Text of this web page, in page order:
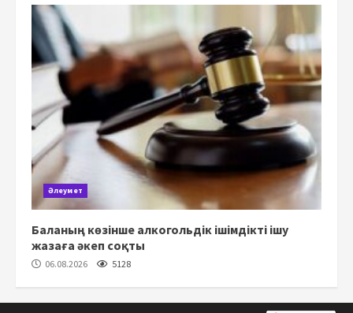
Әлеумет
Баланың көзінше алкогольдік ішімдікті ішу
жазаға әкеп соқты
06.08.2026 5128